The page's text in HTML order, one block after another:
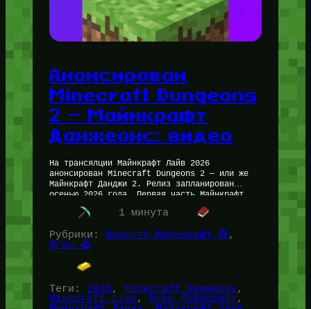
Анонсирован
Minecraft Dungeons
2 — Майнкрафт
Данжеонс: видео
На трансялции Майнкрафт Лайв 2026
анонсирован Minecraft Dungeons 2 — или же
Майнкрафт Данджи 2. Релиз запланирован
осенью 2026 года. Первая часть Майнкрафт
Данжей для меня очень зашла. А как…
1 минута
Рубрики:
Новости Майнкрафт 🔴
Игры 🕹️
Теги: 2026, Minecraft Dungeons
Minecraft Live, Игры Майнкрафт